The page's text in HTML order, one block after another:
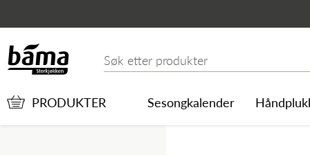
Rødt Kjøtt
Søk etter
PRODUKTER Sesongkalender